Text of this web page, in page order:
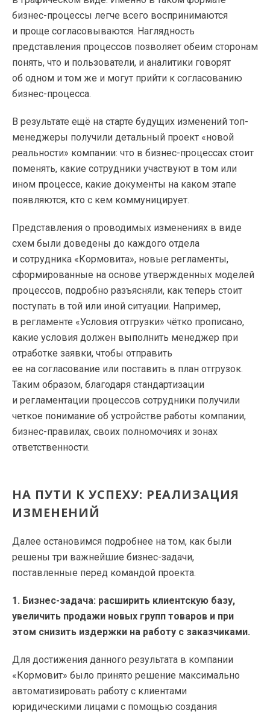
бизнес-процессы легче всего воспринимаются
и проще согласовываются. Наглядность
представления процессов позволяет обеим сторонам
понять, что и пользователи, и аналитики говорят
об одном и том же и могут прийти к согласованию
бизнес-процесса.
В результате ещё на старте будущих изменений топ-
менеджеры получили детальный проект «новой
реальности» компании: что в бизнес-процессах стоит
поменять, какие сотрудники участвуют в том или
ином процессе, какие документы на каком этапе
появляются, кто с кем коммуницирует.
Представления о проводимых изменениях в виде
схем были доведены до каждого отдела
и сотрудника «Кормовита», новые регламенты,
сформированные на основе утвержденных моделей
процессов, подробно разъясняли, как теперь стоит
поступать в той или иной ситуации. Например,
в регламенте «Условия отгрузки» чётко прописано,
какие условия должен выполнить менеджер при
отработке заявки, чтобы отправить
ее на согласование или поставить в план отгрузок.
Таким образом, благодаря стандартизации
и регламентации процессов сотрудники получили
четкое понимание об устройстве работы компании,
бизнес-правилах, своих полномочиях и зонах
ответственности.
НА ПУТИ К УСПЕХУ: РЕАЛИЗАЦИЯ
ИЗМЕНЕНИЙ
Далее остановимся подробнее на том, как были
решены три важнейшие бизнес-задачи,
поставленные перед командой проекта.
1. Бизнес-задача: расширить клиентскую базу,
увеличить продажи новых групп товаров и при
этом снизить издержки на работу с заказчиками.
Для достижения данного результата в компании
«Кормовит» было принято решение максимально
автоматизировать работу с клиентами
юридическими лицами с помощью создания